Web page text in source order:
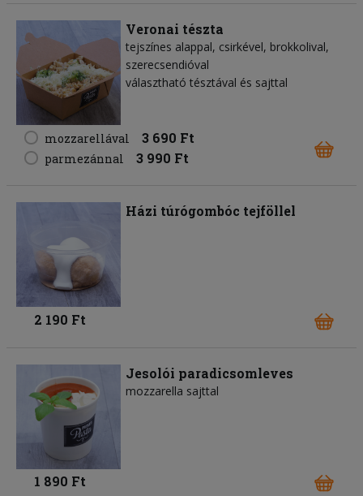
Veronai tészta
tejszínes alappal, csirkével, brokkolival,
szerecsendióval
választható tésztával és sajttal
mozzarellával 3 690 Ft
parmezánnal 3 990 Ft
Házi túrógombóc tejföllel
2 190 Ft
Jesolói paradicsomleves
mozzarella sajttal
1 890 Ft